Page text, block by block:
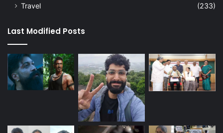
Travel
(233)
Last Modified Posts